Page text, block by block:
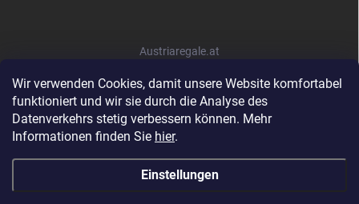
Wir verwenden Cookies, damit unsere Website komfortabel
funktioniert und wir sie durch die Analyse des
Datenverkehrs stetig verbessern können. Mehr
Informationen finden Sie hier.
Einstellungen
Austriaregale.at